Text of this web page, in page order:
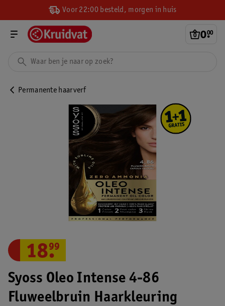
Voor 22:00 besteld, morgen in huis
0.
00
Permanente haarverf
Syoss Oleo Intense 4-86
Fluweelbruin Haarkleuring
18.
99